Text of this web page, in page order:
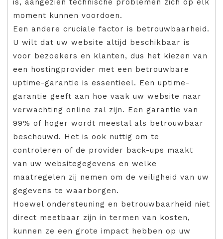
is, aangezien technische problemen zich op elk
moment kunnen voordoen.
Een andere cruciale factor is betrouwbaarheid.
U wilt dat uw website altijd beschikbaar is
voor bezoekers en klanten, dus het kiezen van
een hostingprovider met een betrouwbare
uptime-garantie is essentieel. Een uptime-
garantie geeft aan hoe vaak uw website naar
verwachting online zal zijn. Een garantie van
99% of hoger wordt meestal als betrouwbaar
beschouwd. Het is ook nuttig om te
controleren of de provider back-ups maakt
van uw websitegegevens en welke
maatregelen zij nemen om de veiligheid van uw
gegevens te waarborgen.
Hoewel ondersteuning en betrouwbaarheid niet
direct meetbaar zijn in termen van kosten,
kunnen ze een grote impact hebben op uw